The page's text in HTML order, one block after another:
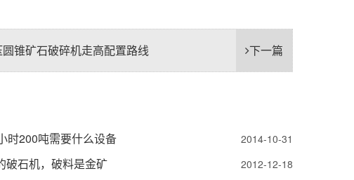
下一篇
圆锥矿石破碎机走高配置路线
2014-10-31
时200吨需要什么设备
2012-12-18
破石机，破料是金矿